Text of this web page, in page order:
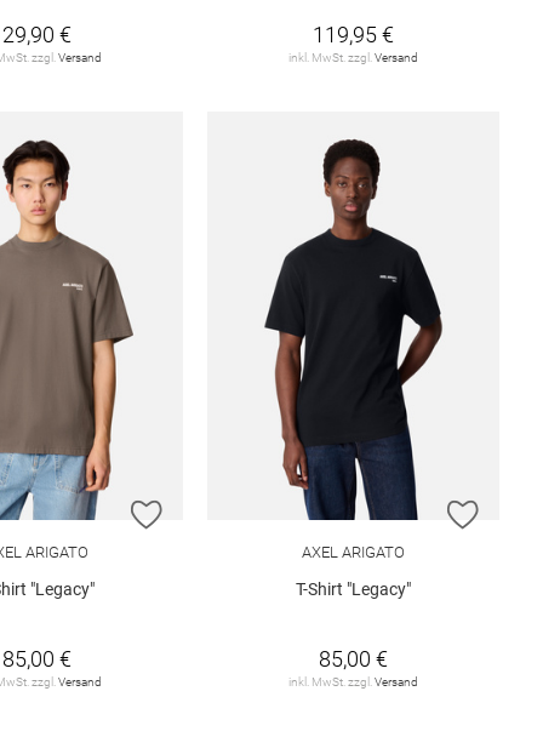
29,90 €
zzgl.Versand
119,95 €
inkl. MwSt. zzgl.Versand
HINZUFÜGEN ZUR WUNSCHLISTE HINZUFÜGEN
ARIGATO
"Legacy"
85,00 €
zzgl.Versand
ZUR
AXEL ARIGATO
T-Shirt "Legacy"
85,00 €
inkl. MwSt. zzgl.Versand